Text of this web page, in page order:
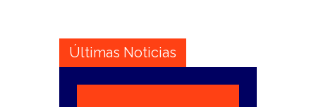
Últimas Noticias